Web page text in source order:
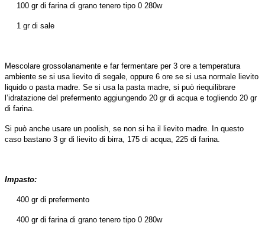
gr di farina di grano tenero tipo 0 280w
gr di sale
Mescolare grossolanamente e far fermentare per 3 ore a temperatura
ambiente se si usa lievito di segale, oppure 6 ore se si usa normale lievito
liquido o pasta madre. Se si usa la pasta madre, si può riequilibrare
l’idratazione del prefermento aggiungendo 20 gr di acqua e togliendo 20 gr
di farina.
Si può anche usare un poolish, se non si ha il lievito madre. In questo
caso bastano 3 gr di lievito di birra, 175 di acqua, 225 di farina.
Impasto:
gr di prefermento
gr di farina di grano tenero tipo 0 280w